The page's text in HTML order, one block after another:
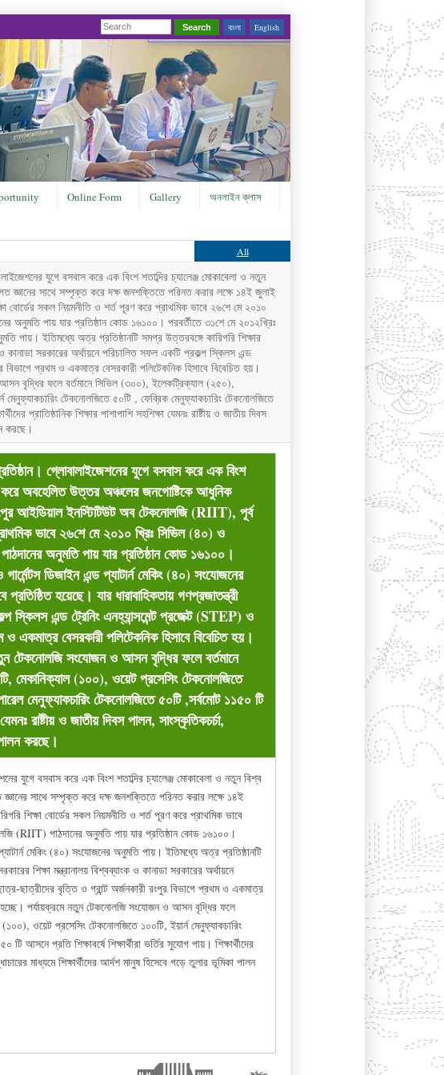
Search বাংলা English
Online Form Gallery
অনলাইন ক্লাস
All
যুগে বসবাস করে এক বিংশ শতাব্দির চ্যালেঞ্জ মোকাবেলা ও নতুন
জ্ঞানের সাথে সম্পৃক্ত করে দক্ষ জনশক্তিতে পরিনত করার লক্ষে ১৪ই জুলাই
সকল নিয়মনীতি ও শর্ত পূরণ করে প্রাথমিক ভাবে ২৬শে মে ২০১০
পায় যার প্রতিষ্ঠান কোড ১৬১০০। পরবর্তীতে ৩১শে মে ২০১২খ্রিঃ
পায়। ইতিমধ্যে অত্র প্রতিষ্ঠানটি সমগ্র উত্তরবঙ্গে কারিগরি শিক্ষার
ও কানাডা সরকারের অর্থায়নে পরিচালিত সফল একটি প্রকল্প স্কিলস এন্ড
প্রথম ও একমাত্র বেসরকারী পলিটেকনিক হিসাবে বিবেচিত হয়।
আসন বৃদ্ধির ফলে বর্তমানে সিভিল (৩০০), ইলেকট্রিক্যাল (২৫০),
টেকনোলজিতে ৫০টি , ফেব্রিক মেনুফ্যাকচারিং টেকনোলজিতে
প্রাতিষ্ঠানিক শিক্ষার পাশাপাশি সহশিক্ষা যেমনঃ রাষ্টীয় ও জাতীয় দিবস
করছে।
গ্লোবালাইজেশনের যুগে বসবাস করে এক বিংশ
করে অবহেলিত উত্তর অঞ্চলের জনগোষ্টিকে আধুনিক
আইডিয়াল ইনস্টিটিউট অব টেকনোলজি (RIIT), পূর্ব
ভাবে ২৬শে মে ২০১০ খ্রিঃ সিভিল (৪০) ও
অনুমতি পায় যার প্রতিষ্ঠান কোড ১৬১০০।
ডিজাইন এন্ড প্যাটার্ন মেকিং (৪০) সংযোজনের
হয়েছে। যার ধারাবাহিকতায় গণপ্রজাতন্ত্রী
স্কিলস এন্ড ট্রেনিং এনহ্যান্সমেন্ট প্রজেক্ট (STEP) ও
বেসরকারী পলিটেকনিক হিসাবে বিবেচিত হয়।
নতুন টেকনোলজি সংযোজন ও আসন বৃদ্ধির ফলে বর্তমানে
মেকানিক্যাল (১০০), ওয়েট প্রসেসিং টেকনোলজিতে
মেনুফ্যাকচারিং টেকনোলজিতে ৫০টি ,সর্বমোট ১১৫০ টি
যেমনঃ রাষ্টীয় ও জাতীয় দিবস পালন, সাংস্কৃতিকচর্চা,
করছে।
যুগে বসবাস করে এক বিংশ শতাব্দির চ্যালেঞ্জ মোকাবেলা ও নতুন বিশ্ব
সাথে সম্পৃক্ত করে দক্ষ জনশক্তিতে পরিনত করার লক্ষে ১৪ই
শিক্ষা বোর্ডের সকল নিয়মনীতি ও শর্ত পূরণ করে প্রাথমিক ভাবে
(RIIT) পাঠদানের অনুমতি পায় যার প্রতিষ্ঠান কোড ১৬১০০।
মেকিং (৪০) সংযোজনের অনুমতি পায়। ইতিমধ্যে অত্র প্রতিষ্ঠানটি
শিক্ষা মন্ত্রানালয় বিশ্বব্যাংক ও কানাডা সরকারের অর্থায়নে
ছাত্রীদের বৃত্তি ও গ্রান্ট অর্জনকারী রংপুর বিভাগে প্রথম ও একমাত্র
হচ্ছে। পর্যায়ক্রমে নতুন টেকনোলজি সংযোজন ও আসন বৃদ্ধির ফলে
ওয়েট প্রসেসিং টেকনোলজিতে ১০০টি, ইয়ার্ন মেনুফ্যাকচারিং
প্রতি শিক্ষাবর্ষে শিক্ষার্থীরা ভর্তির সুযোগ পায়। শিক্ষার্থীদের
মাধ্যমে শিক্ষার্থীদের আর্দশ মানুষ হিসেবে গড়ে তুলার ভূমিকা পালন